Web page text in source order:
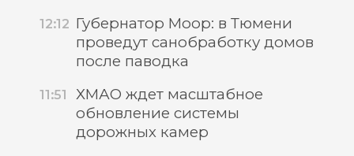
12:12 Губернатор Моор: в Тюмени
проведут санобработку домов
после паводка
11:51
ХМАО ждет масштабное
обновление системы
дорожных камер